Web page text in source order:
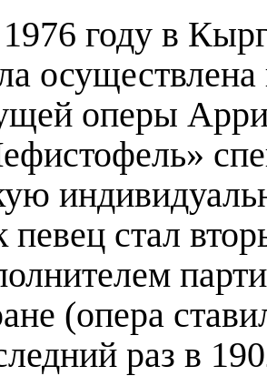
году в
осуществлена
оперы
певец стал
(опера
раз в